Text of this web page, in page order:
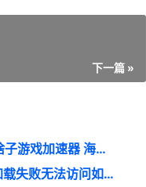
下一篇 »
海外玩lol国服延迟高可以用啥子游戏加速器 海外玩英雄联盟国服
海外打不开度娘网盘，页面加载失败无法访问如何办 国外不能用百度